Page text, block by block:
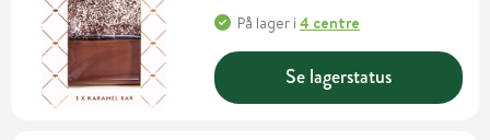
På lager i4 centre
Se lagerstatus